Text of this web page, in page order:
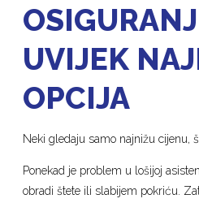
UVIJEK
OPCIJA
Neki gledaju samo najnižu cijenu,
Ponekad je problem u lošijoj
obradi štete ili slabijem pokriću.